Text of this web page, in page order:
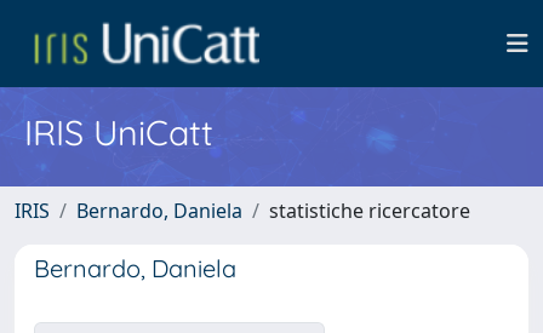
IRIS UniCatt
IRIS Bernardo, Daniela statistiche ricercatore
Bernardo, Daniela